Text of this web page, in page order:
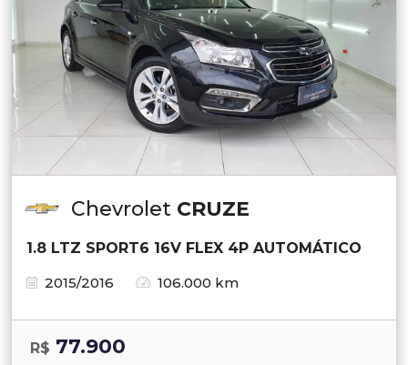
Chevrolet CRUZE
1.8 LTZ SPORT6 16V FLEX 4P AUTOMÁTICO
2015/2016
106.000 km
R$ 77.900